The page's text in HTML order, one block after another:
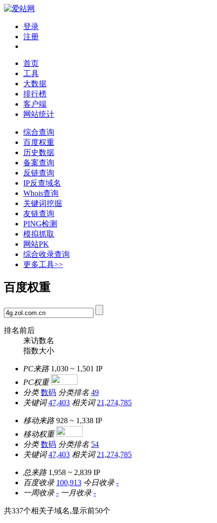
登录
注册
首页
工具
大数据
排行榜
客户端
网站统计
综合查询
百度权重
历史数据
备案查询
反链查询
IP反查域名
Whois查询
关键词挖掘
友链查询
PING检测
模拟抓取
网站PK
综合收录查询
更多工具>>
百度权重
排名前后
来访数名
指数大小
PC来路 1,030 ~ 1,501 IP
PC权重
分类 数码 分类排名 49
关键词 47,403 相关词 21,274,785
移动来路 928 ~ 1,338 IP
移动权重
分类 数码 分类排名 54
关键词 47,403 相关词 21,274,785
总来路 1,958 ~ 2,839 IP
百度收录 100,913 今日收录 -
一周收录 - 一月收录 -
共337个相关子域名,显示前50个